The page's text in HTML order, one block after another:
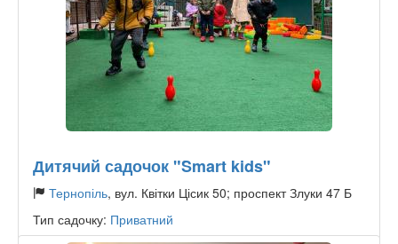
Дитячий садочок "Smart kids"
Тернопіль, вул. Квітки Цісик 50; проспект Злуки 47 Б
Тип садочку: Приватний